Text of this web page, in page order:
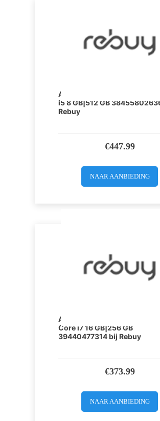
Apple MacBook 12 inch Intel
i5 8 GB|512 GB
Rebuy
€447.99
NAAR AANBIEDING
Apple MacBook Pro 15 inch
Core i7 16 GB|256 GB
39440477314 bij Rebuy
€373.99
NAAR AANBIEDING